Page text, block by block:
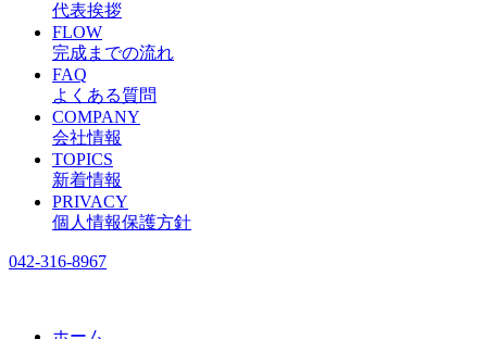
代表挨拶
FLOW
完成までの流れ
FAQ
よくある質問
COMPANY
会社情報
TOPICS
新着情報
PRIVACY
個人情報保護方針
042-316-8967